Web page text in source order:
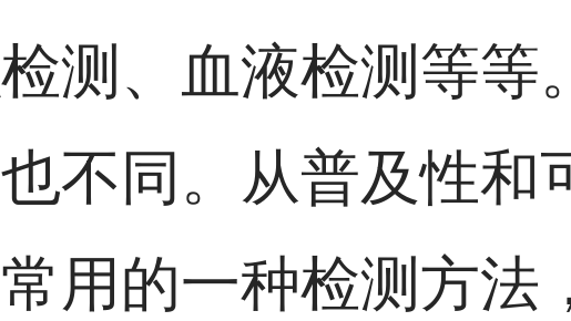
测、血液检测等等
不同。从普及性和
用的一种检测方法